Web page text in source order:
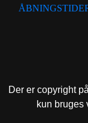
Der er copyright
kun bruges